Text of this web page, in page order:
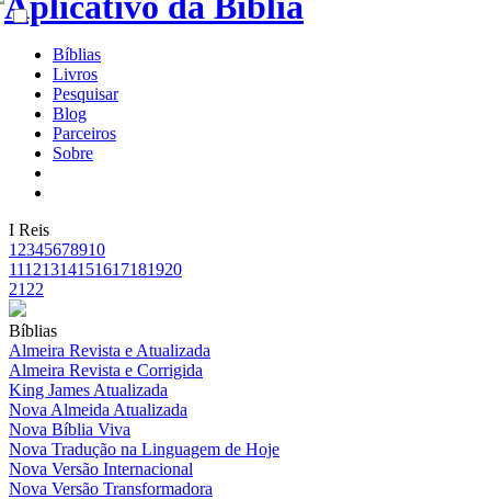
Bíblias
Livros
Pesquisar
Blog
Parceiros
Sobre
I Reis
1 2345678910
11121314151617181920
21 22
Bíblias
Almeira Revista e Atualizada
Almeira Revista e Corrigida
King James Atualizada
Nova Almeida Atualizada
Nova Bíblia Viva
Nova Tradução na Linguagem de Hoje
Nova Versão Internacional
Nova Versão Transformadora